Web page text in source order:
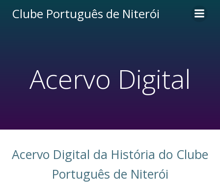
para
Clube Português de Niterói
Acervo Digital
Acervo Digital da História do Clube
Português de Niterói